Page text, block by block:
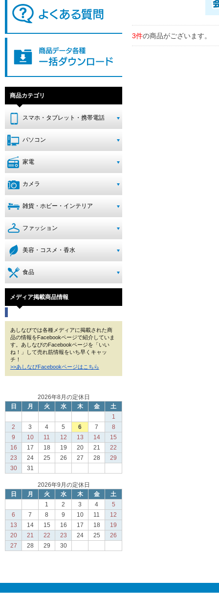
商品カテゴリ
スマホ・タブレット・携帯電話
パソコン
家電
カメラ
雑貨・ホビー・インテリア
ファッション
美容・コスメ・香水
食品
メディア掲載商品情報
あしなびでは各種メディアに掲載された商
品の情報をFacebookページで紹介していま
す。あしなびのFacebookページを「いい
ね！」して売れ筋情報をいち早くキャッ
チ！
>>あしなびFacebookページはこちら
2026年8月の定休日
日
月 火 水 木 金
土
1
2
3 4 5 6 7
8
9
10 11 12 13 14
15
16
17 18 19 20 21
22
23
24 25 26 27 28
29
30
31
2026年9月の定休日
日
月 火 水 木 金
土
1
2 3 4
5
6
7 8 9 10 11
12
13
14 15 16 17 18
19
20
21 22 23 24 25
26
27
28 29 30
3件の商品がございます。